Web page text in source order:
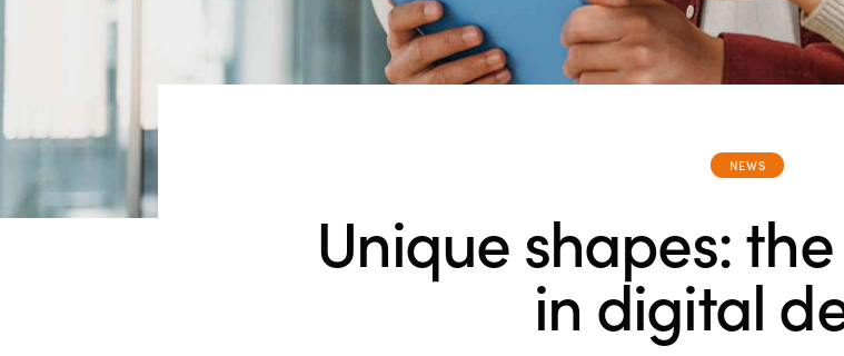
NEWS
Unique shapes:
in digital